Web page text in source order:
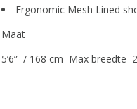
Ergonomic Mesh Lined
Maat
5’6” / 168 cm Max